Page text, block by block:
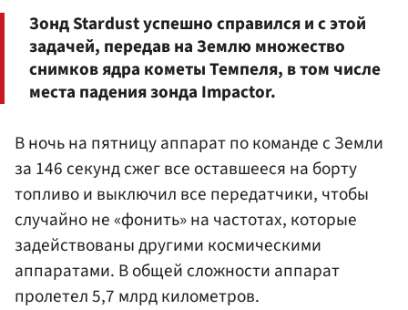
Зонд Stardust успешно справился и с этой
задачей, передав на Землю множество
снимков ядра кометы Темпеля, в том числе
места падения зонда Impactor.
В ночь на пятницу аппарат по команде с Земли
за 146 секунд сжег все оставшееся на борту
топливо и выключил все передатчики, чтобы
случайно не «фонить» на частотах, которые
задействованы другими космическими
аппаратами. В общей сложности аппарат
пролетел 5,7 млрд километров.